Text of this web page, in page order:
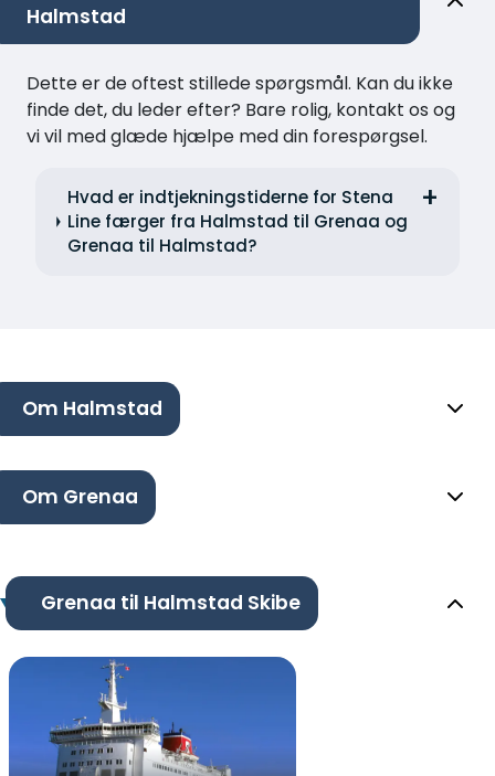
Halmstad
Dette er de oftest stillede spørgsmål. Kan du ikke
finde det, du leder efter? Bare rolig, kontakt os og
vi vil med glæde hjælpe med din forespørgsel.
Hvad er indtjekningstiderne for Stena
Line færger fra Halmstad til Grenaa og
Grenaa til Halmstad?
Om Halmstad
Om Grenaa
Grenaa til Halmstad Skibe